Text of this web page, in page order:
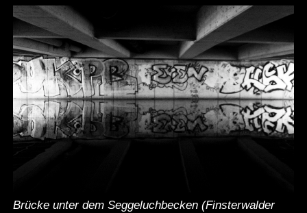
twitterrss email flickr
Brücke unter dem Seggeluchbecken (Finsterwalder